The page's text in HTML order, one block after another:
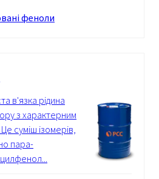
феноли
в'язка рідина
з характерним
суміш ізомерів,
пара-